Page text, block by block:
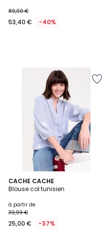
89,00 €
53,40 € -40%
CACHE CACHE
Blouse col tunisien
à partir de
39,99 €
25,00 € -37%
5
/
3
Couleurs